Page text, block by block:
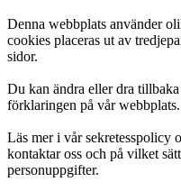
Denna webbplats använder
cookies placeras ut av
sidor.
Du kan ändra eller dra
förklaringen på vår webbplats.
Läs mer i vår sekretesspolicy
kontaktar oss och på vilket
personuppgifter.